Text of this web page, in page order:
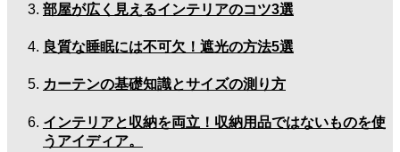
部屋が広く見えるインテリアのコツ3選
良質な睡眠には不可欠！遮光の方法5選
カーテンの基礎知識とサイズの測り方
インテリアと収納を両立！収納用品ではないものを使
うアイディア。